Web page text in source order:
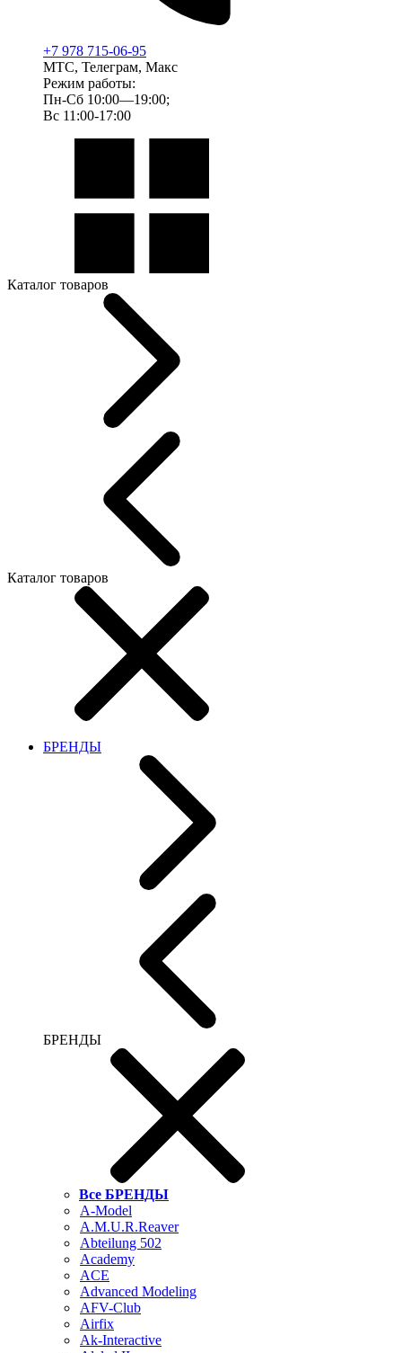
+7 978 715-06-95
МТС, Телеграм, Макс
Режим работы:
Пн-Сб 10:00—19:00;
Вс 11:00-17:00
Каталог товаров
Каталог товаров
БРЕНДЫ
БРЕНДЫ
Все БРЕНДЫ
A-Model
A.M.U.R.Reaver
Abteilung 502
Academy
ACE
Advanced Modeling
AFV-Club
Airfix
Ak-Interactive